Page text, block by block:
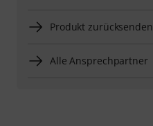
Produkt zurücksenden
Alle Ansprechpartner